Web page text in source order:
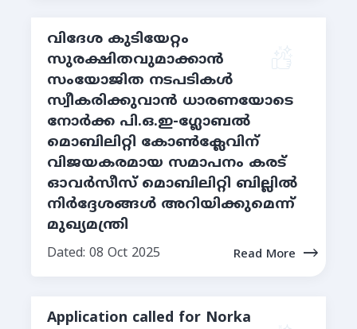
വിദേശ കുടിയേറ്റം
സുരക്ഷിതവുമാക്കാന്‍
സംയോജിത നടപടികള്‍
സ്വീകരിക്കുവാൻ ധാരണയോടെ
നോര്‍ക്ക പി.ഒ.ഇ-ഗ്ലോബല്‍
മൊബിലിറ്റി കോണ്‍ക്ലേവിന്
വിജയകരമായ സമാപനം കരട്
ഓവർസീസ് മൊബിലിറ്റി ബില്ലില്‍
നിര്‍ദ്ദേശങ്ങള്‍ അറിയിക്കുമെന്ന്
മുഖ്യമന്ത്രി
Dated: 08 Oct 2025 Read More
Application called for Norka